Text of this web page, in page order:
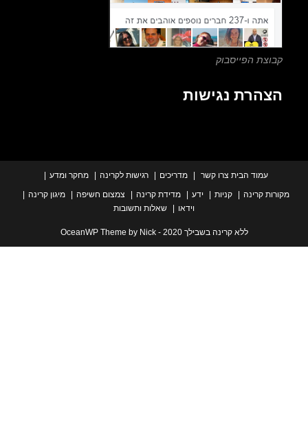
הפייסבוק
נגישות
עמוד הבית צרו קשר מדריכים רגישות לקרינה
מחקר ומדע
קרינה
קניות ידע מדידת קרינה צמצום חשיפה
מיגון קרינה
שאלות ותשובות
ללא קרינה בשבילך 2020 - OceanWP Theme by Nick